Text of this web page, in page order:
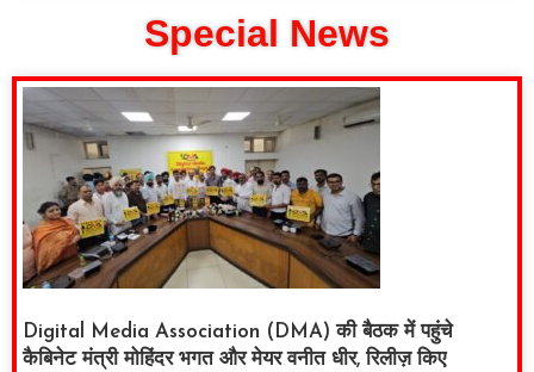
Special News
Digital Media Association (DMA) की बैठक में पहुंचे
कैबिनेट मंत्री मोहिंदर भगत और मेयर वनीत धीर, रिलीज़ किए